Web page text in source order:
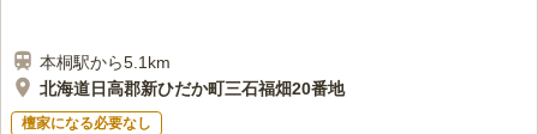
本桐駅から5.1km
北海道日高郡新ひだか町三石福畑20番地
檀家になる必要なし